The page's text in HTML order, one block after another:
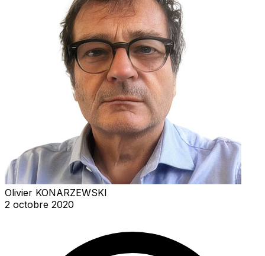
Olivier KONARZEWSKI
2 octobre 2020